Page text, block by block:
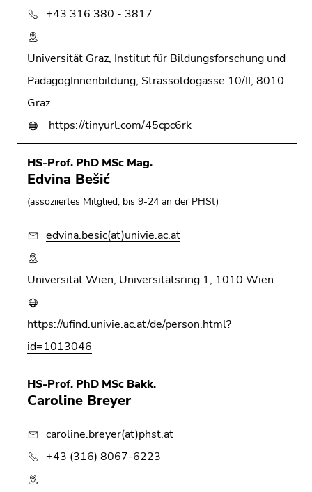
+43 316 380 - 3817
Universität Graz, Institut für Bildungsforschung und
PädagogInnenbildung, Strassoldogasse 10/II, 8010
Graz
https://tinyurl.com/45cpc6rk
HS-Prof. PhD MSc Mag.
Edvina Bešić
(assoziiertes Mitglied, bis 9-24 an der PHSt)
edvina.besic(at)univie.ac.at
Universität Wien, Universitätsring 1, 1010 Wien
https://ufind.univie.ac.at/de/person.html?
id=1013046
HS-Prof. PhD MSc Bakk.
Caroline Breyer
caroline.breyer(at)phst.at
+43 (316) 8067-6223